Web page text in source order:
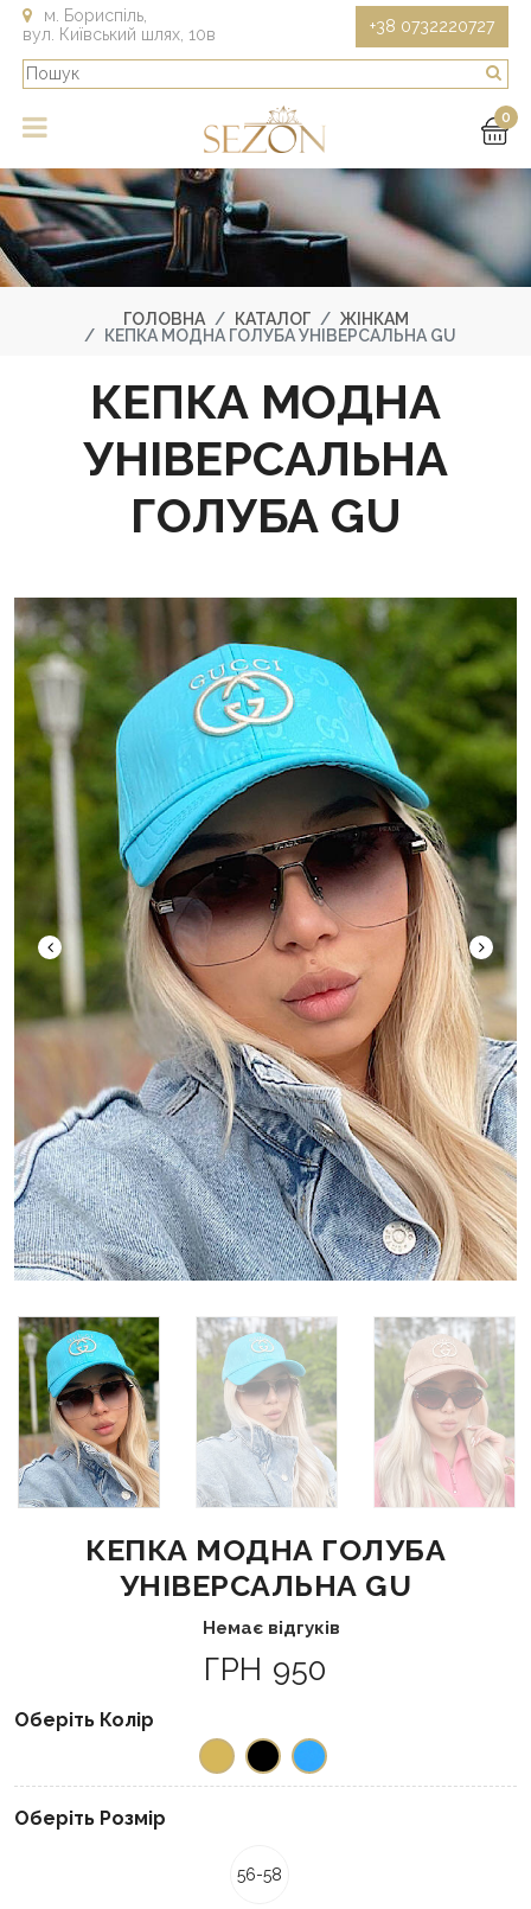
м. Бориспіль,
вул. Київський шлях, 10в
+38 0732220727
0
ГОЛОВНА КАТАЛОГ
ЖІНКАМ
КЕПКА МОДНА ГОЛУБА УНІВЕРСАЛЬНА GU
КЕПКА МОДНА
УНІВЕРСАЛЬНА
ГОЛУБА GU
КЕПКА МОДНА ГОЛУБА
УНІВЕРСАЛЬНА GU
Немає відгуків
ГРН 950
Оберіть Колір
Оберіть Розмір
56-58